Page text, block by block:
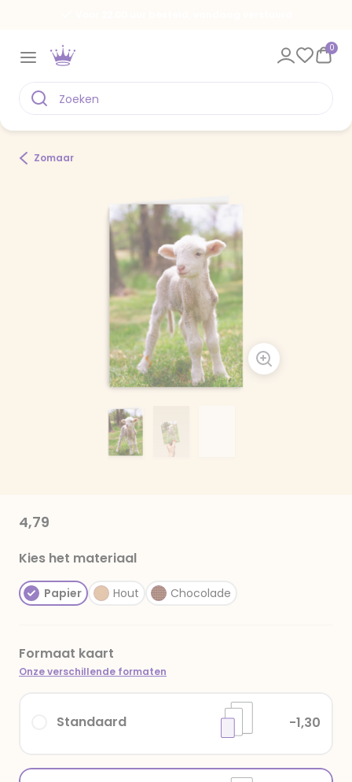
0
Zomaar
4,79
Kies het materiaal
Papier Hout Chocolade
Formaat kaart
Onze verschillende formaten
Standaard -1,30